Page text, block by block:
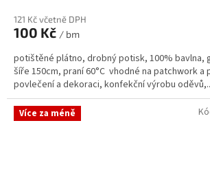
121 Kč včetně DPH
100 Kč / bm
potištěné plátno, drobný potisk, 100% bavlna,
šíře 150cm, praní 60°C vhodné na patchwork a
povlečení a dekoraci, konfekční výrobu
Více za méně